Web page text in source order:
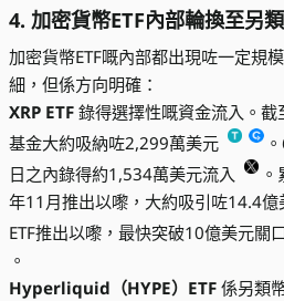
4. 加密貨幣ETF內部輪換至另類
加密貨幣ETF嘅內部都出現咗一定規
細，但係方向明確：
XRP ETF 錄得選擇性嘅資金流入。
基金大約吸納咗2,299萬美元
日之內錄得約1,534萬美元流入
年11月推出以嚟，大約吸引咗14.4
ETF推出以嚟，最快突破10億美元關
。
Hyperliquid（HYPE）ETF 係另類